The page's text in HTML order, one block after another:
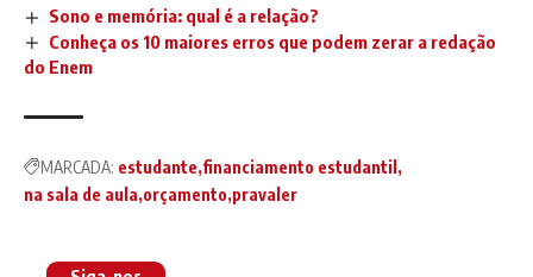
Sono e memória: qual é a relação?
Conheça os 10 maiores erros que podem zerar a redação
do Enem
MARCADA: estudante financiamento estudantil
na sala de aula orçamento pravaler